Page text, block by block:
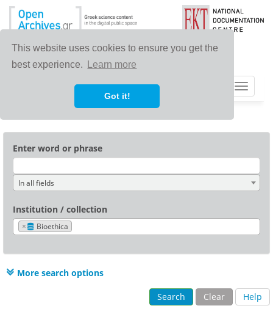
This website uses cookies to ensure you get the
best experience.
Learn more
Got it!
Toggle
Enter word or phrase
In all fields
Institution / collection
× Bioethica
More search options
Search Clear Help